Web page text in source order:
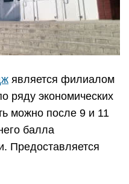
является филиалом
ряду экономических
можно после 9 и 11
балла
Предоставляется